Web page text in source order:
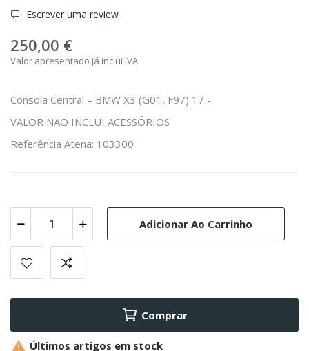
Escrever uma review
250,00 €
Valor apresentado já inclui IVA
Consola Central – BMW X3 (G01, F97) 17 -
VALOR NÃO INCLUI ACESSÓRIOS
Referência Atena: 103300
Adicionar Ao Carrinho
Comprar
 Últimos artigos em stock